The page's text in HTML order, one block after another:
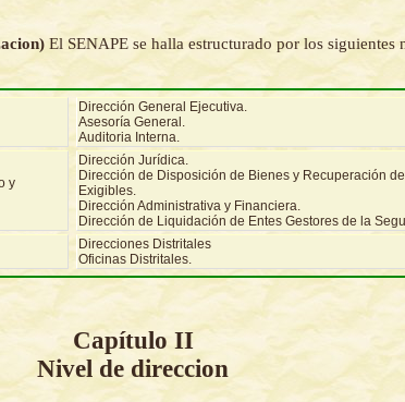
El SENAPE se halla estructurado por los siguientes
Dirección General Ejecutiva.
Asesoría General.
Auditoria Interna.
y
Dirección Jurídica.
Dirección de Disposición de Bienes y Recuperación
Exigibles.
Dirección Administrativa y Financiera.
Dirección de Liquidación de Entes Gestores de la
Direcciones Distritales
Oficinas Distritales.
Capítulo II
Nivel de direccion